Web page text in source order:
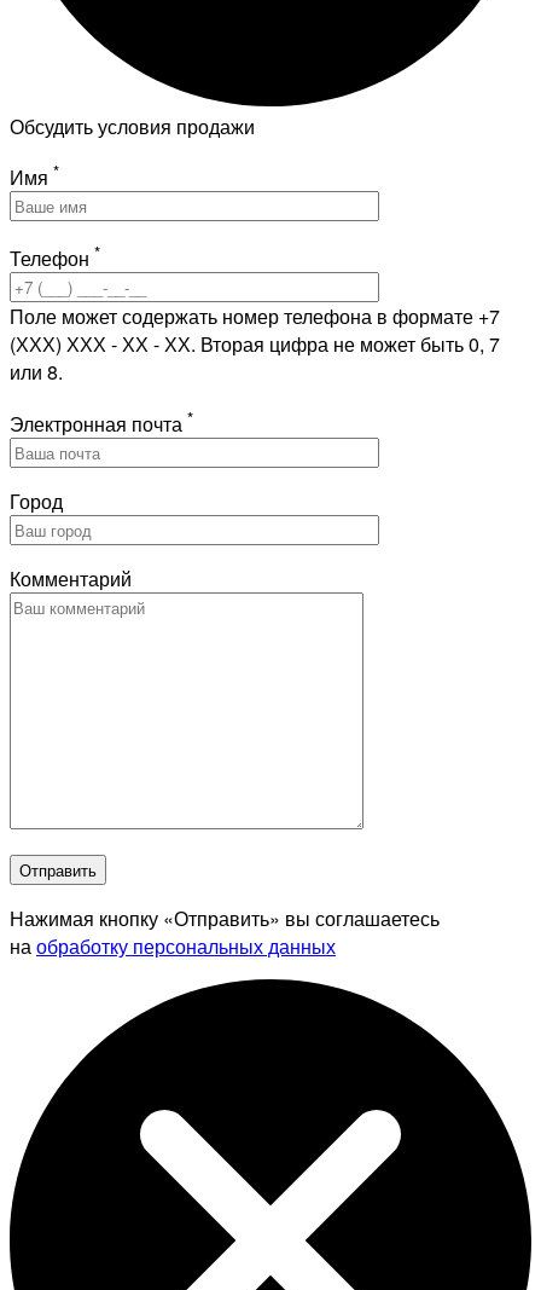
Обсудить условия продажи
Имя *
Телефон *
Поле может содержать номер телефона в формате +7
(ХХХ) ХХХ - ХХ - ХХ. Вторая цифра не может быть 0, 7
или 8.
Электронная почта *
Город
Комментарий
Отправить
Нажимая кнопку «Отправить» вы соглашаетесь
на обработку персональных данных